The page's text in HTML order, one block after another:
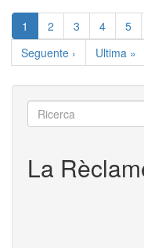
Liss
del
-
Paginazione
Pagina
attuale
1 Pagina
2 Pagina
3 Pagina
4 5
Pagina
successiva
Seguente ›
Ultima
pagina
Ultima »
Ricerca
Ricerca
La